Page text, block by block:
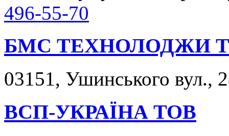
496-55-70
БМС ТЕХНОЛОДЖИ
03151, Ушинського вул.,
ВСП-УКРАЇНА ТОВ